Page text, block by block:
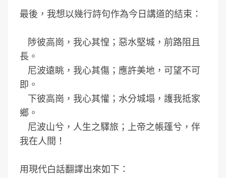
最後，我想以幾行詩句作為今日講道的結束：
陟彼高崗，我心其惶；惡水堅城，前路阻且
長。
尼波遠眺，我心其傷；應許美地，可望不可
即。
下彼高崗，我心其懽；水分城塌，護我抵家
鄉。
尼波山兮，人生之驛旅；上帝之帳篷兮，伴
我在人間！
用現代白話翻譯出來如下：